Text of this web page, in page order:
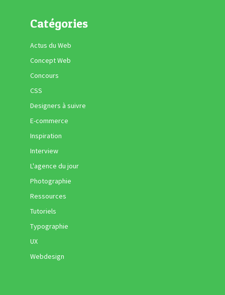
Catégories
Actus du Web
Concept Web
Concours
CSS
Designers à suivre
E-commerce
Inspiration
Interview
L'agence du jour
Photographie
Ressources
Tutoriels
Typographie
UX
Webdesign